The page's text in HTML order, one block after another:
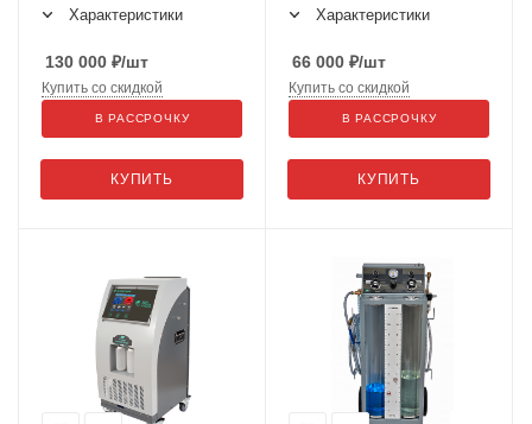
Характеристики
130 000 ₽/шт
КУПИТЬ
Купить со скидкой
В РАССРОЧКУ
Характеристики
66 000 ₽/шт
КУПИТЬ
Купить со скидкой
В РАССРОЧКУ